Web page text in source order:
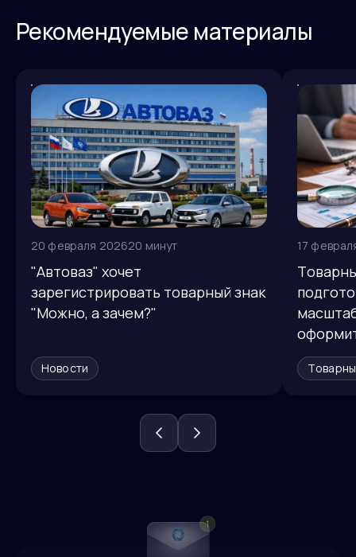
Рекомендуемые материалы
20 февраля 202620 минут
"Автоваз" хочет
зарегистрировать товарный знак
"Можно, а зачем?"
Новости
17